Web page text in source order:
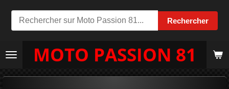
Rechercher
Passer
au
principal
MOTO PASSION 81